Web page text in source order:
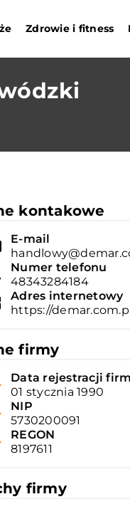
Zdrowie i fitness
kontakowe
E-mail
Numer telefonu
48343284184
Adres internetowy
https://
firmy
Data rejestracji
01 stycznia 1990
NIP
5730200091
REGON
8197611
firmy